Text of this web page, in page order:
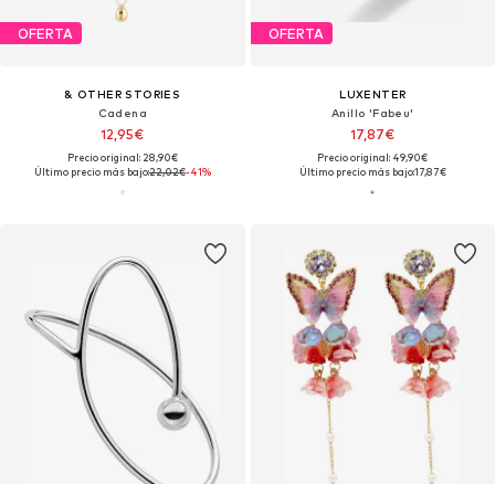
OFERTA
& OTHER STORIES
Cadena
12,95€
Precio original: 28,90€
Último precio más bajo:22,02€-41%
OFERTA
LUXENTER
Anillo 'Fabeu'
17,87€
Precio original: 49,90€
Último precio más bajo:17,87€